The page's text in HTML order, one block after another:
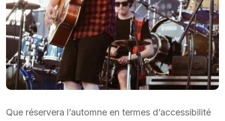
Que réservera l’automne en termes d’accessibilité